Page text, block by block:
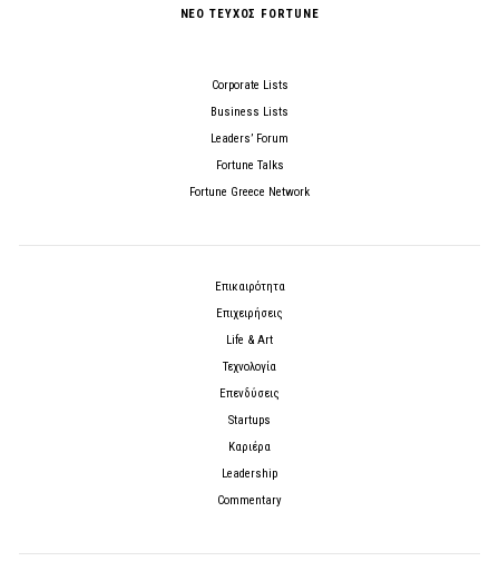
ΝΕΟ ΤΕΥΧΟΣ FORTUNE
Corporate Lists
Business Lists
Leaders’ Forum
Fortune Talks
Fortune Greece Network
Επικαιρότητα
Επιχειρήσεις
Life & Art
Τεχνολογία
Επενδύσεις
Startups
Καριέρα
Leadership
Commentary